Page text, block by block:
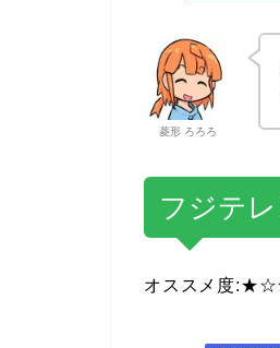
菱形 ろろろ
フジテ
オススメ度